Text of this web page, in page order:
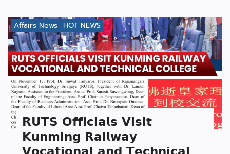
Affairs News HOT NEWS
𝗥𝗨𝗧𝗦 𝗢𝗳𝗳𝗶𝗰𝗶𝗮𝗹𝘀 𝗩𝗶𝘀𝗶𝘁
𝗞𝘂𝗻𝗺𝗶𝗻𝗴 𝗥𝗮𝗶𝗹𝘄𝗮𝘆